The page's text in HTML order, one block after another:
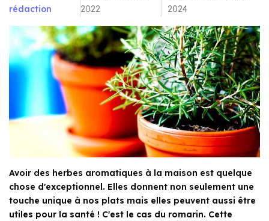
rédaction
2022
2024
Avoir des herbes aromatiques à la maison est quelque
chose d'exceptionnel. Elles donnent non seulement une
touche unique à nos plats mais elles peuvent aussi être
utiles pour la santé ! C'est le cas du romarin. Cette